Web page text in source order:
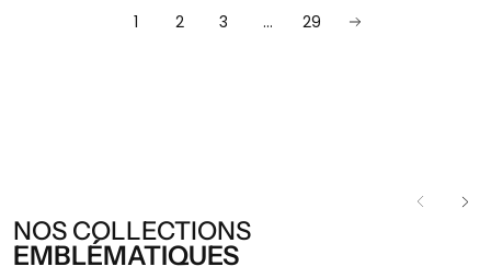
1 2 3 … 29
NOS COLLECTIONS
EMBLÉMATIQUES